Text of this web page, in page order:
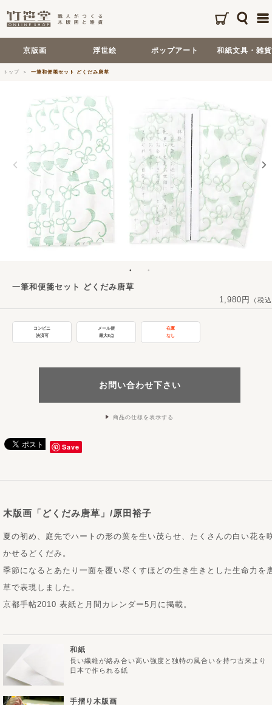
京版画 浮世絵 ポップアート 和紙文具・雑貨
トップ 一筆和便箋セット どくだみ唐草
一筆和便箋セット どくだみ唐草
1,980円
（税
コンビニ
決済可
メール便
最大8点
在庫
なし
お問い合わせ下さい
商品の仕様を表示する
Save
手摺り木版画
和紙
長い繊維が絡み合い高い強度と独特の風合いを持つ古来より
日本で作られる紙
木版画「どくだみ唐草」/原田裕子
夏の初め、庭先でハートの形の葉を生い茂らせ、たくさんの白い花を
かせるどくだみ。
季節になるとあたり一面を覆い尽くすほどの生き生きとした生命力を
草で表現しました。
京都手帖2010 表紙と月間カレンダー5月に掲載。